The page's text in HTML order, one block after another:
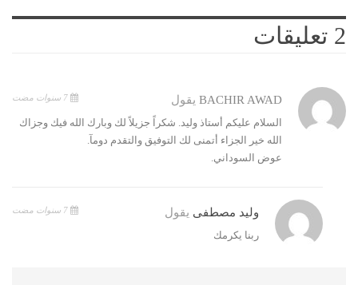
2 تعليقات
BACHIR AWAD يقول
السلام عليكم أستاذ وليد. شكراً جزيلاً لك وبارك الله فيك وجزاك
الله خير الجزاء أتمنى لك التوفيق والتقدم دومآ.
عوض السوداني.
وليد مصطفى يقول
ربنا يكرمك